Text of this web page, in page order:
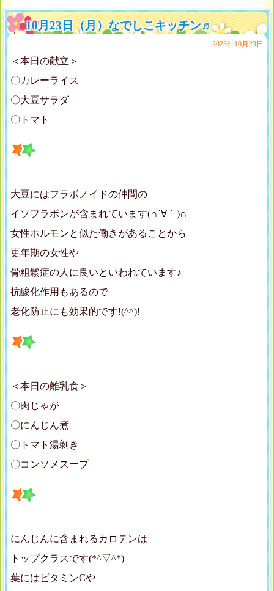
10月23日（月）なでしこキッチン♬
2023年10月23日
＜本日の献立＞
〇カレーライス
〇大豆サラダ
〇トマト
大豆にはフラボノイドの仲間の
イソフラボンが含まれています(∩´∀｀)∩
女性ホルモンと似た働きがあることから
更年期の女性や
骨粗鬆症の人に良いといわれています♪
抗酸化作用もあるので
老化防止にも効果的です!(^^)!
＜本日の離乳食＞
〇肉じゃが
〇にんじん煮
〇トマト湯剝き
〇コンソメスープ
にんじんに含まれるカロテンは
トップクラスです(*^▽^*)
葉にはビタミンCや